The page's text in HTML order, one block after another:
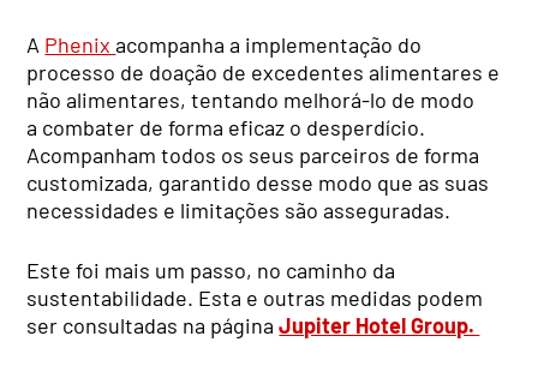
A Phenixacompanha a implementação do
processo de doação de excedentes alimentares e
não alimentares, tentando melhorá-lo de modo
a combater de forma eficaz o desperdício.
Acompanham todos os seus parceiros de forma
customizada, garantido desse modo que as suas
necessidades e limitações são asseguradas.
Este foi mais um passo, no caminho da
sustentabilidade. Esta e outras medidas podem
ser consultadas na páginaJupiter Hotel Group.